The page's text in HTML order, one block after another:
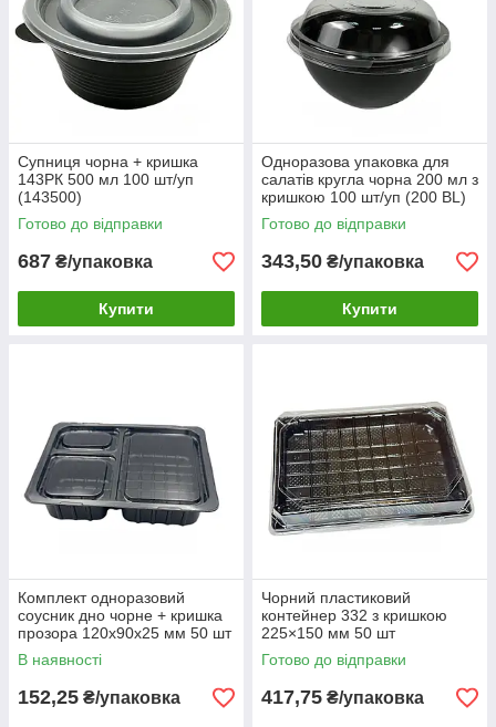
Супниця чорна + кришка
143РК 500 мл 100 шт/уп
(143500)
Готово до відправки
687 ₴/упаковка
Купити
Одноразова упаковка для
салатів кругла чорна 200 мл з
кришкою 100 шт/уп (200 BL)
Готово до відправки
343,50 ₴/упаковка
Купити
Комплект одноразовий
соусник дно чорне + кришка
прозора 120х90х25 мм 50 шт
(HF-66)
В наявності
152,25 ₴/упаковка
Чорний пластиковий
контейнер 332 з кришкою
225×150 мм 50 шт
Готово до відправки
417,75 ₴/упаковка